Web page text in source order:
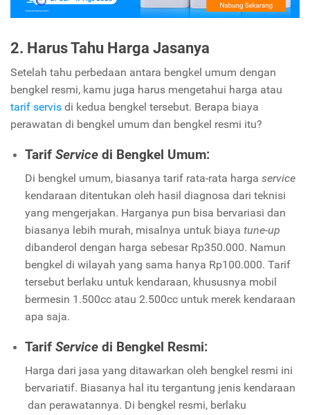
2. Harus Tahu Harga Jasanya
Setelah tahu perbedaan antara bengkel umum dengan
bengkel resmi, kamu juga harus mengetahui harga atau
tarif servis di kedua bengkel tersebut. Berapa biaya
perawatan di bengkel umum dan bengkel resmi itu?
TarifServicedi Bengkel Umum:
Di bengkel umum, biasanya tarif rata-rata harga service
kendaraan ditentukan oleh hasil diagnosa dari teknisi
yang mengerjakan. Harganya pun bisa bervariasi dan
biasanya lebih murah, misalnya untuk biaya tune-up
dibanderol dengan harga sebesar Rp350.000. Namun
bengkel di wilayah yang sama hanya Rp100.000. Tarif
tersebut berlaku untuk kendaraan, khususnya mobil
bermesin 1.500cc atau 2.500cc untuk merek kendaraan
apa saja.
Tarif Servicedi Bengkel Resmi:
Harga dari jasa yang ditawarkan oleh bengkel resmi ini
bervariatif. Biasanya hal itu tergantung jenis kendaraan
dan perawatannya. Di bengkel resmi, berlaku